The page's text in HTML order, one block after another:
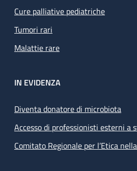
Cure palliative pediatriche
Tumori rari
Malattie rare
IN EVIDENZA
Diventa donatore di microbiota
Accesso di professionisti esterni a
Comitato Regionale per l’Etica